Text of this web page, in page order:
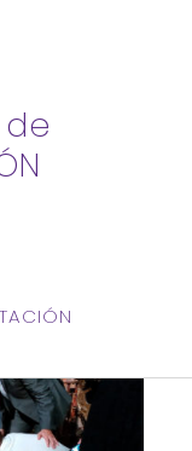
a través de
por sus